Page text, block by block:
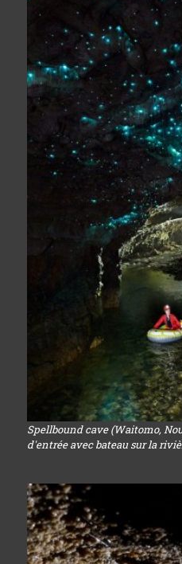
Spellbound cave (Waitomo,
d'entrée avec bateau sur la